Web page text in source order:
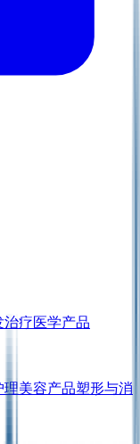
治疗医学产品
理美容产品塑形与消